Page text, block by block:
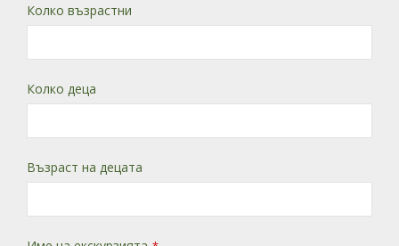
Колко възрастни
Колко деца
Възраст на децата